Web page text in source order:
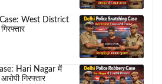
West District
Hari Nagar में
गिरफ्तार